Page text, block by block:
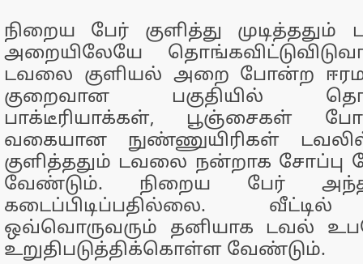
நிறைய பேர் குளித்து
அறையிலேயே
டவலை குளியல் அறை போன்ற
குறைவான பகுதியில்
பாக்டீரியாக்கள், பூஞ்சைகள்
வகையான நுண்ணுயிரிகள் டவலில்
குளித்ததும் டவலை நன்றாக சோப்பு
வேண்டும். நிறைய பேர்
கடைப்பிடிப்பதில்லை.
ஒவ்வொருவரும் தனியாக டவல்
உறுதிபடுத்திக்கொள்ள வேண்டும்.